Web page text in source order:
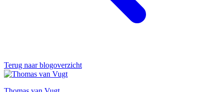
Terug naar blogoverzicht